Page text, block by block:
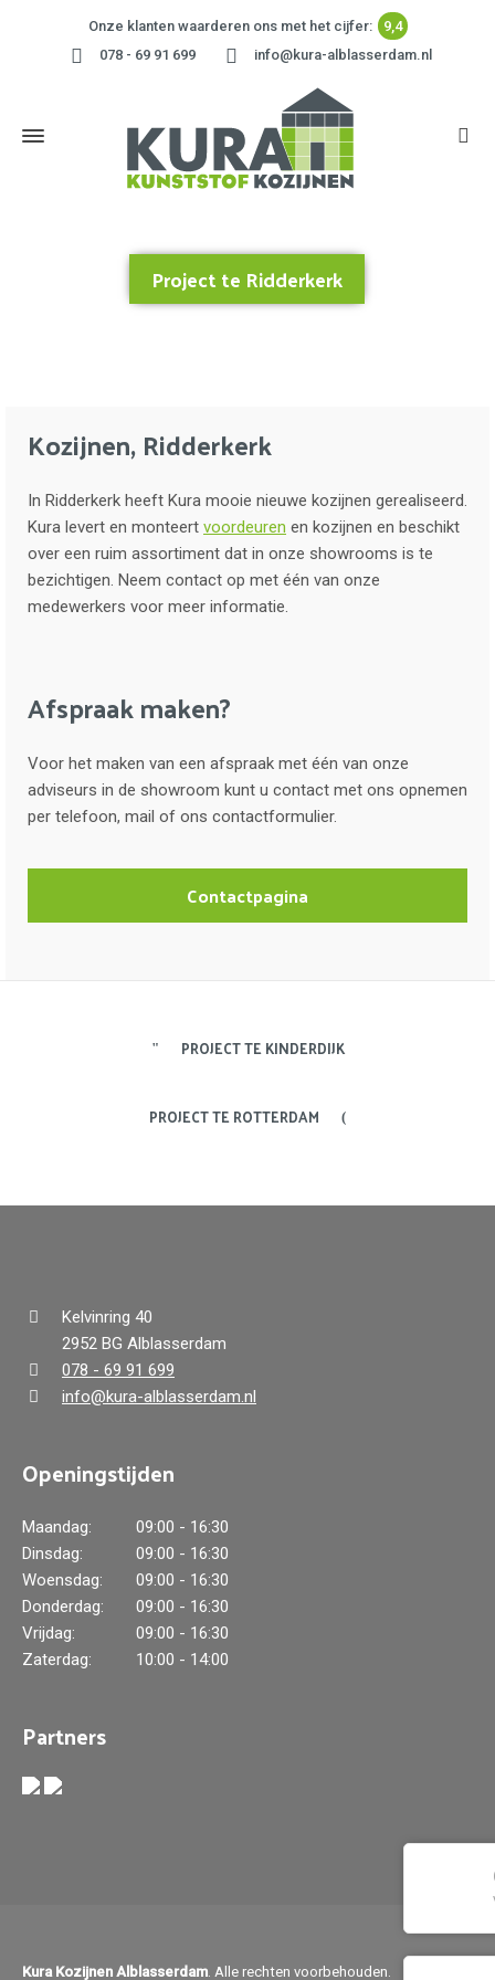
Onze klanten waarderen ons met het cijfer:
9,4
078 - 69 91 699
info@kura-alblasserdam.nl
Project te Ridderkerk
Kozijnen, Ridderkerk
In Ridderkerk heeft Kura mooie nieuwe kozijnen gerealiseerd.
Kura levert en monteert voordeuren en kozijnen en beschikt
over een ruim assortiment dat in onze showrooms is te
bezichtigen. Neem contact op met één van onze
medewerkers voor meer informatie.
Afspraak maken?
Voor het maken van een afspraak met één van onze
adviseurs in de showroom kunt u contact met ons opnemen
per telefoon, mail of ons contactformulier.
Contactpagina
PROJECT TE KINDERDIJK
PROJECT TE ROTTERDAM
Kelvinring 40
2952 BG Alblasserdam
078 - 69 91 699
info@kura-alblasserdam.nl
Openingstijden
Maandag:
09:00 - 16:30
Dinsdag:
09:00 - 16:30
Woensdag:
09:00 - 16:30
Donderdag:
09:00 - 16:30
Vrijdag:
09:00 - 16:30
Zaterdag:
10:00 - 14:00
Partners
Kura Kozijnen Alblasserdam. Alle rechten voorbehouden.